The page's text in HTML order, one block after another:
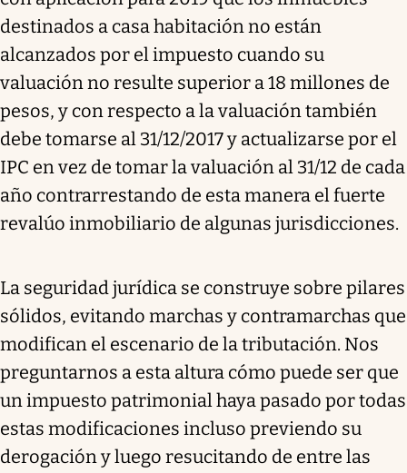
destinados a casa habitación no están
alcanzados por el impuesto cuando su
valuación no resulte superior a 18 millones de
pesos, y con respecto a la valuación también
debe tomarse al 31/12/2017 y actualizarse por el
IPC en vez de tomar la valuación al 31/12 de cada
año contrarrestando de esta manera el fuerte
revalúo inmobiliario de algunas jurisdicciones.
La seguridad jurídica se construye sobre pilares
sólidos, evitando marchas y contramarchas que
modifican el escenario de la tributación. Nos
preguntarnos a esta altura cómo puede ser que
un impuesto patrimonial haya pasado por todas
estas modificaciones incluso previendo su
derogación y luego resucitando de entre las